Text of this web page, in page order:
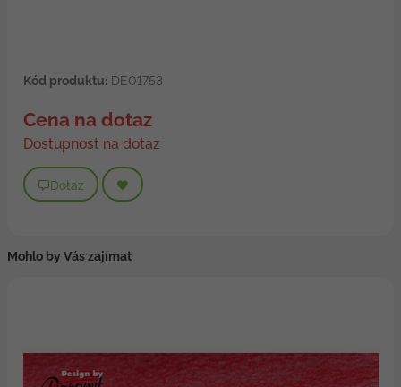
Kód produktu:DE01753
Cena na dotaz
Dostupnost na dotaz
Dotaz
Mohlo by Vás zajímat